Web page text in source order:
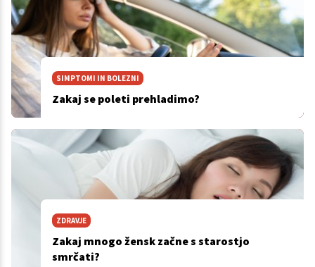
SIMPTOMI IN BOLEZNI
Zakaj se poleti prehladimo?
ZDRAVJE
Zakaj mnogo žensk začne s starostjo
smrčati?